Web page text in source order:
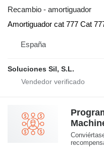
Recambio - amortiguador
Amortiguador cat 777 Cat
España
Soluciones Sil, S.L.